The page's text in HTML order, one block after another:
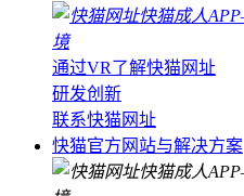
通过VR了解快猫网址
研发创新
联系快猫网址
快猫官方网站与解决方案